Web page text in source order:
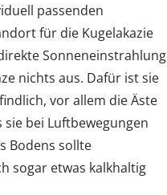
passenden
für die Kugelakazie
Sonneneinstrahlung
nichts aus. Dafür ist sie
vor allem die Äste
bei Luftbewegungen
Bodens sollte
sogar etwas kalkhaltig